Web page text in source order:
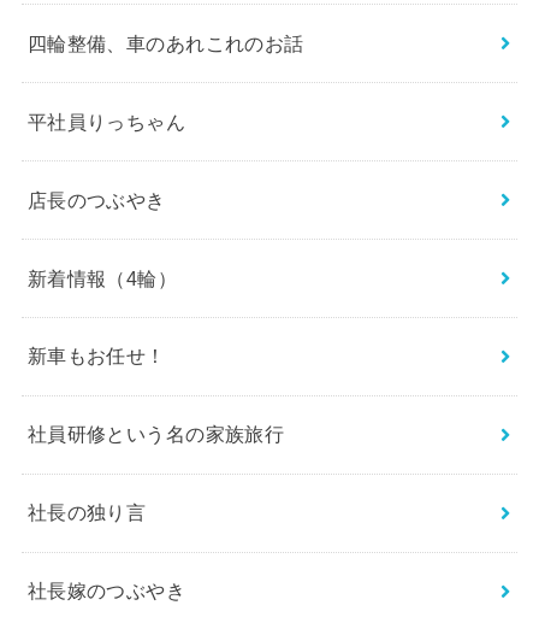
四輪整備、車のあれこれのお話
平社員りっちゃん
店長のつぶやき
新着情報（4輪）
新車もお任せ！
社員研修という名の家族旅行
社長の独り言
社長嫁のつぶやき